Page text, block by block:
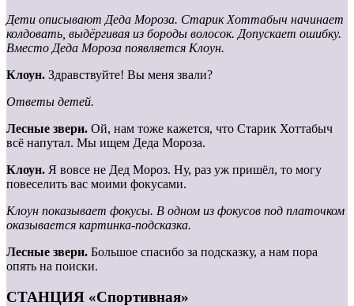
Дети описывают Деда Мороза. Старик Хоттабыч начинает
колдовать, выдёргивая из бороды волосок. Допускает ошибку.
Вместо Деда Мороза появляется Клоун.
Клоун. Здравствуйте! Вы меня звали?
Ответы детей.
Лесные звери. Ой, нам тоже кажется, что Старик Хоттабыч
всё напутал. Мы ищем Деда Мороза.
Клоун. Я вовсе не Дед Мороз. Ну, раз уж пришёл, то могу
повеселить вас моими фокусами.
Клоун показывает фокусы. В одном из фокусов под платочком
оказывается картинка-подсказка.
Лесные звери. Большое спасибо за подсказку, а нам пора
опять на поиски.
СТАНЦИЯ «Спортивная»